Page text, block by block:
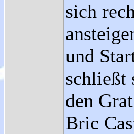
sich
und
schließt
den
Bric